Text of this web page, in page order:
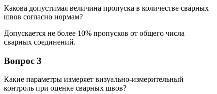
Какова допустимая величина пропуска в количестве сварных
швов согласно нормам?
Допускается не более 10% пропусков от общего числа
сварных соединений.
Вопрос 3
Какие параметры измеряет визуально-измерительный
контроль при оценке сварных швов?